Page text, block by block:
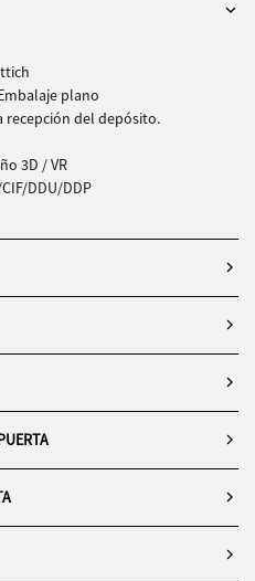
plano
recepción del depósito.
3D / VR
DDU/DDP